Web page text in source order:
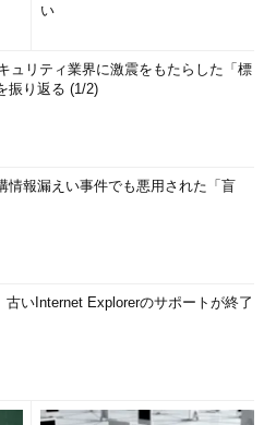
い
ュリティ業界に激震をもたらした「標
振り返る (1/2)
情報漏えい事件でも悪用された「盲
古いInternet Explorerのサポートが終了